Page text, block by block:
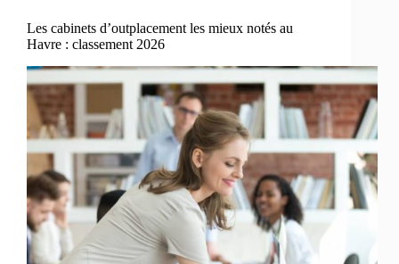
Les cabinets d’outplacement les mieux notés au
Havre : classement 2026